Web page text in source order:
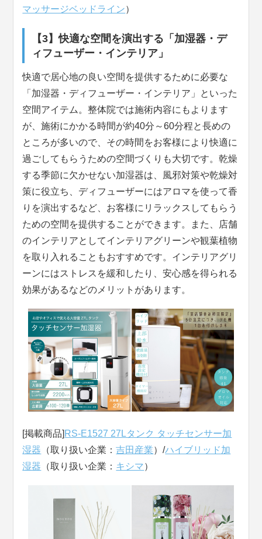
マッサージベッドライン）
【3】快適な空間を演出する「加湿器・デ
ィフューザー・インテリア」
快適で居心地の良い空間を提供するために必要な
「加湿器・ディフューザー・インテリア」といった
空間アイテム。整体院では施術内容にもよります
が、施術にかかる時間が約40分～60分程と長めの
ところが多いので、その時間をお客様により快適に
過ごしてもらうための空間づくりも大切です。乾燥
する季節に欠かせない加湿器は、風邪対策や乾燥対
策に役立ち、ディフューザーにはアロマを使って香
りを演出するなど、お客様にリラックスしてもらう
ための空間を提供することができます。また、店舗
のインテリアとしてインテリアグリーンや観葉植物
を取り入れることもおすすめです。インテリアグリ
ーンにはストレスを緩和したり、安心感を得られる
効果があるなどのメリットがあります。
[掲載商品] RS-E1527 27Lタンク タッチセンサー加
湿器 （取り扱い企業：吉田産業）/ハイブリッド加
湿器 （取り扱い企業： キシマ）